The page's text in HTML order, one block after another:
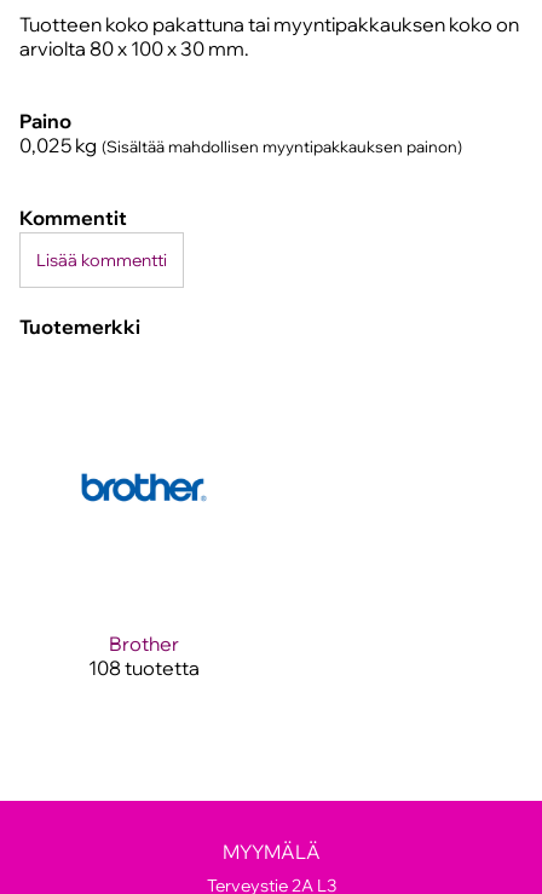
Tuotteen koko pakattuna tai myyntipakkauksen koko on
arviolta 80 x 100 x 30 mm.
Paino
0,025 kg (Sisältää mahdollisen myyntipakkauksen painon)
Kommentit
Lisää kommentti
Tuotemerkki
Brother
108 tuotetta
MYYMÄLÄ
Terveystie 2A L3